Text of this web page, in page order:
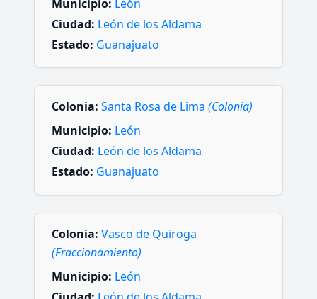
Municipio: León
Ciudad: León de los Aldama
Estado: Guanajuato
Colonia: Santa Rosa de Lima (Colonia)
Municipio: León
Ciudad: León de los Aldama
Estado: Guanajuato
Colonia: Vasco de Quiroga
(Fraccionamiento)
Municipio: León